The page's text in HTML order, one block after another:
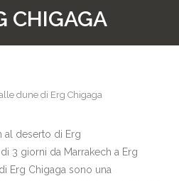
CHIGAGA
dune di Erg Chigaga
al deserto di Erg
3 giorni da Marrakech a Erg
Erg Chigaga sono una